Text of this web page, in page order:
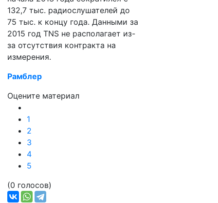
132,7 тыс. радиослушателей до
75 тыс. к концу года. Данными за
2015 год TNS не располагает из-
за отсутствия контракта на
измерения.
Рамблер
Оцените материал
1
2
3
4
5
(0 голосов)